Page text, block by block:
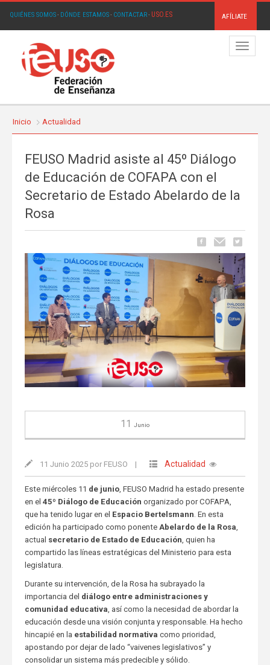
QUIÉNES SOMOS· DÓNDE ESTAMOS· CONTACTAR· USO.ES AFÍLIATE
Menú
Inicio Actualidad
FEUSO Madrid asiste al 45º Diálogo
de Educación de COFAPA con el
Secretario de Estado Abelardo de la
Rosa
11 Junio
11 Junio 2025 por FEUSO | Actualidad
Este miércoles 11 de junio, FEUSO Madrid ha estado presente
en el 45º Diálogo de Educación organizado por COFAPA,
que ha tenido lugar en el Espacio Bertelsmann . En esta
edición ha participado como ponente Abelardo de la Rosa
actual secretario de Estado de Educación , quien ha
compartido las líneas estratégicas del Ministerio para esta
legislatura.
Durante su intervención, de la Rosa ha subrayado la
importancia del diálogo entre administraciones y
comunidad educativa , así como la necesidad de abordar la
educación desde una visión conjunta y responsable. Ha hecho
hincapié en la estabilidad normativa como prioridad,
apostando por dejar de lado “vaivenes legislativos” y
consolidar un sistema más predecible y sólido.